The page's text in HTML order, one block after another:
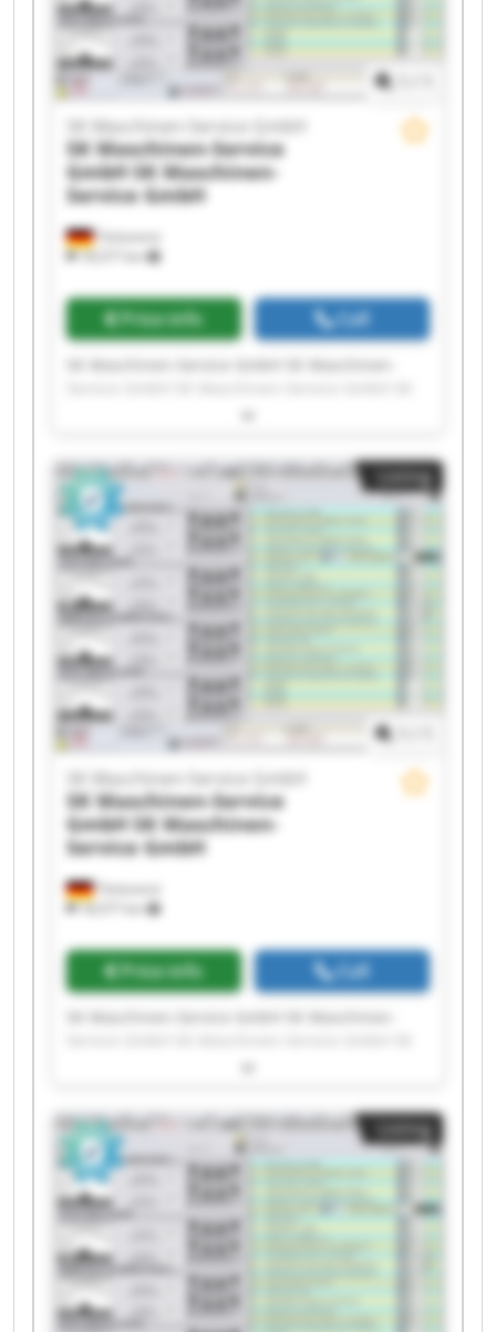
GmbH
Tönisvorst
18,577 km
SK Maschinen-Service GmbH
SK Maschinen-Service
GmbH SK Maschinen-
Service GmbH
Price info Call
Maschinen-Service GmbH SK Maschinen-Service
Maschinen-Service GmbH SK Maschinen-Service
GmbH SK Maschinen-Service GmbH SK
Maschinen-Service GmbH SK Maschinen-Service
GmbH SK Maschinen-Service GmbH SK
Maschinen-Service GmbH SK Maschinen-Service
GmbH SK Maschinen-Service GmbH SK
Maschinen-Service GmbH SK Maschinen-Service
GmbH SK Maschinen-Service GmbH SK
Maschinen-Service GmbH SK Maschinen-Service
GmbH
Listing
Tönisvorst
18,577 km
SK Maschinen-Service GmbH
SK Maschinen-Service
GmbH SK Maschinen-
Service GmbH
Price info Call
Maschinen-Service GmbH SK Maschinen-Service
Maschinen-Service GmbH SK Maschinen-Service
GmbH SK Maschinen-Service GmbH SK
Maschinen-Service GmbH SK Maschinen-Service
GmbH SK Maschinen-Service GmbH SK
Maschinen-Service GmbH SK Maschinen-Service
GmbH SK Maschinen-Service GmbH SK
Maschinen-Service GmbH SK Maschinen-Service
GmbH SK Maschinen-Service GmbH SK
Maschinen-Service GmbH SK Maschinen-Service
GmbH
Listing